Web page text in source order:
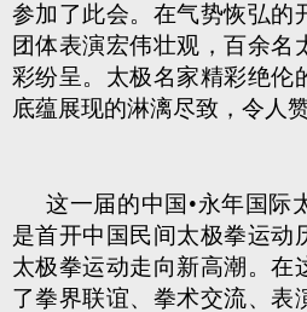
参加了此会。在气势恢弘的
团体表演宏伟壮观，百余名
彩纷呈。太极名家精彩绝伦
底蕴展现的淋漓尽致，令人
这一届的中国•永年国际
是首开中国民间太极拳运动
太极拳运动走向新高潮。在
了拳界联谊、拳术交流、表